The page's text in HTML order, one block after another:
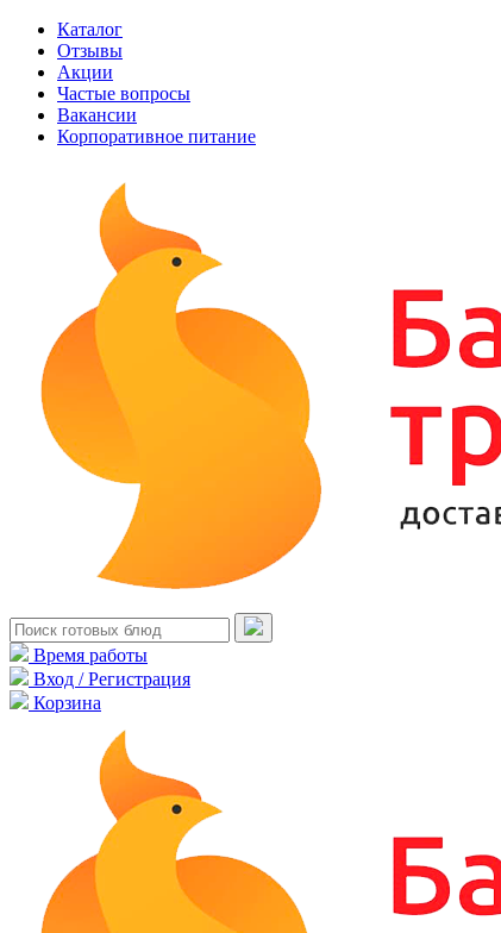
Каталог
Отзывы
Акции
Частые вопросы
Вакансии
Корпоративное питание
Время работы
Вход / Регистрация
Корзина